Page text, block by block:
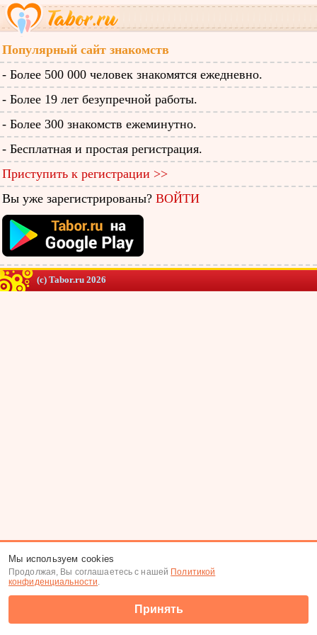
Популярный сайт знакомств
- Более 500 000 человек знакомятся ежедневно.
- Более 19 лет безупречной работы.
- Более 300 знакомств ежеминутно.
- Бесплатная и простая регистрация.
Приступить к регистрации >>
Вы уже зарегистрированы? ВОЙТИ
(c) Tabor.ru 2026
Мы используем cookies
Продолжая, Вы соглашаетесь с нашей Политикой
конфиденциальности.
Принять